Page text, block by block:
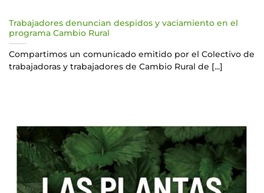
Trabajadores denuncian despidos y vaciamiento en el
programa Cambio Rural
Compartimos un comunicado emitido por el Colectivo de
trabajadoras y trabajadores de Cambio Rural de [...]